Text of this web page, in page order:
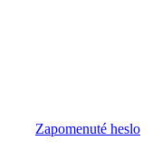
Zapomenuté heslo